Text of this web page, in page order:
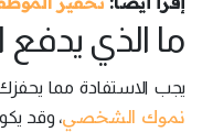
ما الذي يدفع
يجب الاستفادة مما
نموك الشخصي، وقد